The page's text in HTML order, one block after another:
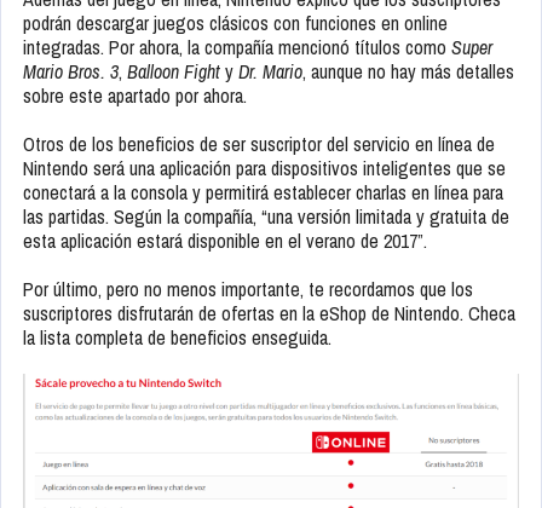
podrán descargar juegos clásicos con funciones en online
integradas. Por ahora, la compañía mencionó títulos como Super
Mario Bros. 3, Balloon FightyDr. Mario, aunque no hay más detalles
sobre este apartado por ahora.
Otros de los beneficios de ser suscriptor del servicio en línea de
Nintendo será una aplicación para dispositivos inteligentes que se
conectará a la consola y permitirá establecer charlas en línea para
las partidas. Según la compañía, “una versión limitada y gratuita de
esta aplicación estará disponible en el verano de 2017”.
Por último, pero no menos importante, te recordamos que los
suscriptores disfrutarán de ofertas en la eShop de Nintendo. Checa
la lista completa de beneficios enseguida.